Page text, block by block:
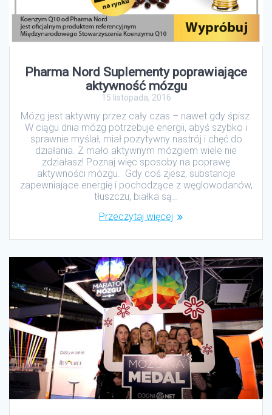
Pharma Nord Suplementy poprawiające
aktywność mózgu
15 listopada, 2016
Mózg jest aktywny przez cały czas – nawet gdy śpisz.
W ciągu dnia mózg potrzebuje energii, abyś szybko i
sprawnie myślał, miał pozytywny nastrój i chęć do
działania. Z mało aktywnym mózgiem wiele nie
zdziałasz! Poznaj więc sposoby na poprawę
aktywności mózgu. Gdy coś zjesz, substancje
zapewniające energię i pochodzące z węglowodanów,
tłuszczu, białka są…
Przeczytaj więcej